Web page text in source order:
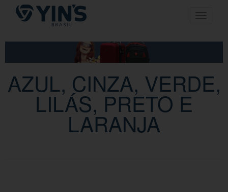
Pular
para
conteúdo
Toggle
AZUL, CINZA, VERDE,
LILÁS, PRETO E
LARANJA